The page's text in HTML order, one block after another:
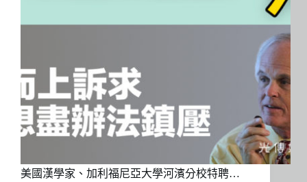
美國漢學家、加利福尼亞大學河濱分校特聘…